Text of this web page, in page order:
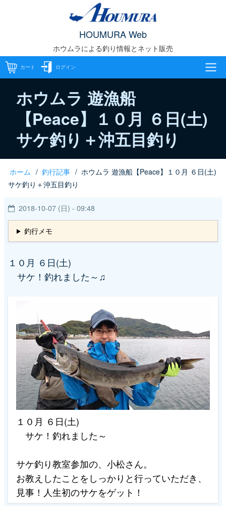
ン
テ
HOUMURA Web
ホウムラによる釣り情報とネット販売
カート ログイン
ナ
ビ
ゲ
ー
シ
ョ
ホウムラ 遊漁船
【Peace】１０月 ６日(土)
サケ釣り＋沖五目釣り
パ
く
ず
ホーム 釣行記事
ホウムラ 遊漁船【Peace】１０月 ６日(土)
サケ釣り＋沖五目釣り
2018-10-07 (日) - 09:48
釣行メモ
１０月 ６日(土)
サケ！釣れました～♫
１０月 ６日(土)
サケ！釣れました～
サケ釣り教室参加の、小松さん。
お教えしたことをしっかりと行っていただき、
見事！人生初のサケをゲット！